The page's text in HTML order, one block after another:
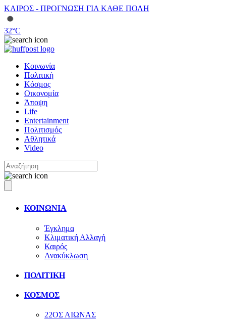
ΚΑΙΡΟΣ - ΠΡΟΓΝΩΣΗ ΓΙΑ ΚΑΘΕ ΠΟΛΗ
32°C
Κοινωνία
Πολιτική
Κόσμος
Οικονομία
Άποψη
Life
Entertainment
Πολιτισμός
Αθλητικά
Video
ΚΟΙΝΩΝΙΑ
Έγκλημα
Κλιματική Αλλαγή
Καιρός
Ανακύκλωση
ΠΟΛΙΤΙΚΗ
ΚΟΣΜΟΣ
22ΟΣ ΑΙΩΝΑΣ